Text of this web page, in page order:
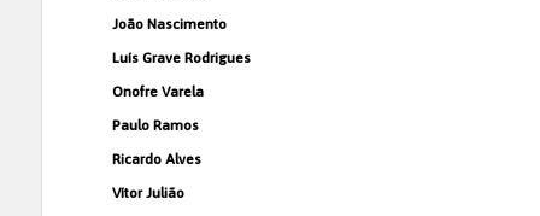
João Nascimento
Luís Grave Rodrigues
Onofre Varela
Paulo Ramos
Ricardo Alves
Vítor Julião